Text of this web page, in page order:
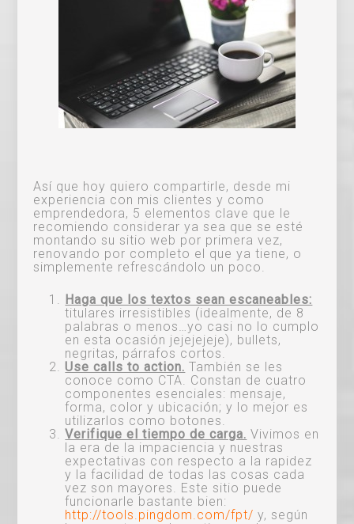
Así que hoy quiero compartirle, desde mi
experiencia con mis clientes y como
emprendedora, 5 elementos clave que le
recomiendo considerar ya sea que se esté
montando su sitio web por primera vez,
renovando por completo el que ya tiene, o
simplemente refrescándolo un poco.
Haga que los textos sean escaneables:
titulares irresistibles (idealmente, de 8
palabras o menos…yo casi no lo cumplo
en esta ocasión jejejejeje), bullets,
negritas, párrafos cortos.
Use calls to action. También se les
conoce como CTA. Constan de cuatro
componentes esenciales: mensaje,
forma, color y ubicación; y lo mejor es
utilizarlos como botones.
Verifique el tiempo de carga. Vivimos en
la era de la impaciencia y nuestras
expectativas con respecto a la rapidez
y la facilidad de todas las cosas cada
vez son mayores. Este sitio puede
funcionarle bastante bien:
http://tools.pingdom.com/fpt/ y, según